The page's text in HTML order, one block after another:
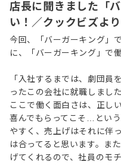
店長に聞きました「
い！／クックビズより
今回、「バーガーキング」
に、「バーガーキング」で
「入社するまでは、劇団員
ったこの会社に就職しまし
ここで働く面白さは、正し
喜んでもらってこそ…とい
やすく、売上げはそれに伴
は合ってると思います。ま
げてくれるので、社員のモ